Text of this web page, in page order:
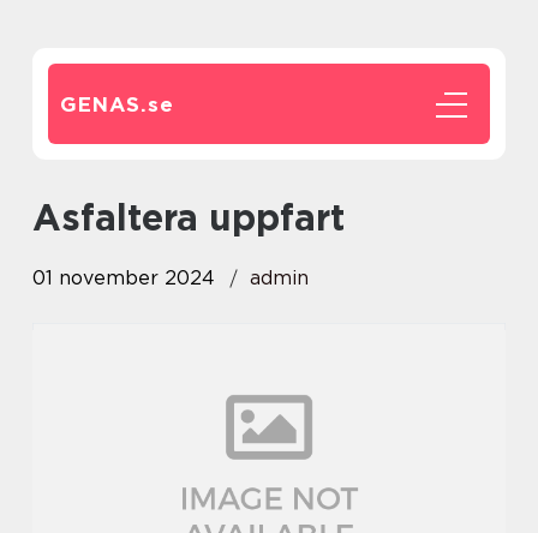
GENAS.se
asfaltera uppfart
01 november 2024 admin